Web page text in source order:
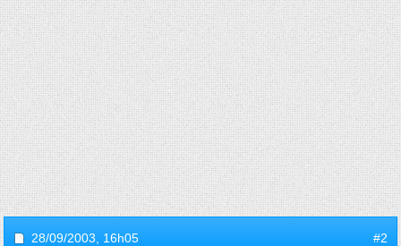
28/09/2003, 16h05 #2